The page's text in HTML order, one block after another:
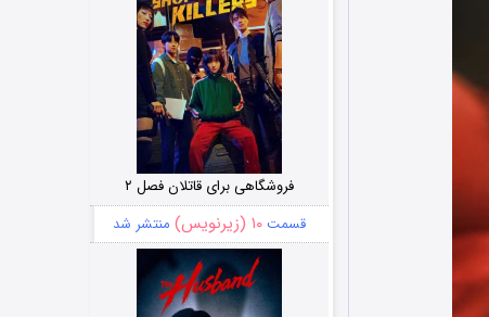
فروشگاهی برای قاتلان فصل ۲
قسمت۱۰ (زیرنویس) منتشر شد